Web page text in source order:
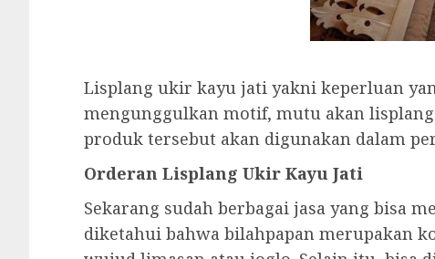
Lisplang ukir kayu jati yakni keperluan
mengunggulkan motif, mutu akan
produk tersebut akan digunakan dalam
Orderan Lisplang Ukir Kayu Jati
Sekarang sudah berbagai jasa yang bisa
diketahui bahwa bilahpapan merupakan